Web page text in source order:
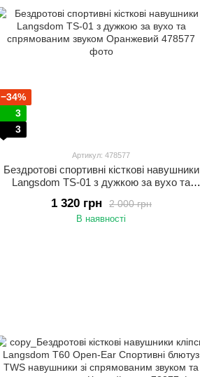
−34%
3
3
Артикул: 478577
Бездротові спортивні кісткові навушники
Langsdom TS-01 з дужкою за вухо та
2 000 грн
1 320 грн
В наявності